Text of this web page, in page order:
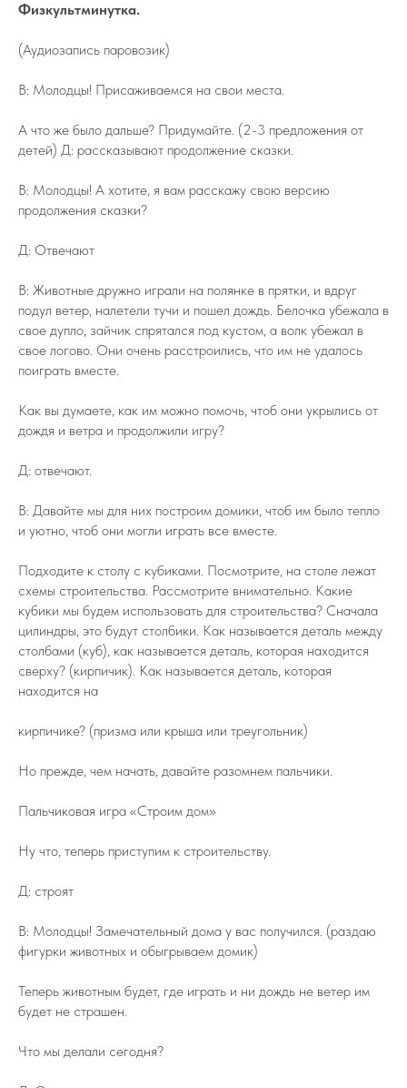
Физкультминутка.
(Аудиозапись паровозик)
В: Молодцы! Присаживаемся на свои места.
А что же было дальше? Придумайте. (2-3 предложения от
детей) Д: рассказывают продолжение сказки.
В: Молодцы! А хотите, я вам расскажу свою версию
продолжения сказки?
Д: Отвечают
В: Животные дружно играли на полянке в прятки, и вдруг
подул ветер, налетели тучи и пошел дождь. Белочка убежала в
свое дупло, зайчик спрятался под кустом, а волк убежал в
свое логово. Они очень расстроились, что им не удалось
поиграть вместе.
Как вы думаете, как им можно помочь, чтоб они укрылись от
дождя и ветра и продолжили игру?
Д: отвечают.
В: Давайте мы для них построим домики, чтоб им было тепло
и уютно, чтоб они могли играть все вместе.
Подходите к столу с кубиками. Посмотрите, на столе лежат
схемы строительства. Рассмотрите внимательно. Какие
кубики мы будем использовать для строительства? Сначала
цилиндры, это будут столбики. Как называется деталь между
столбами (куб), как называется деталь, которая находится
сверху? (кирпичик). Как называется деталь, которая
находится на
кирпичике? (призма или крыша или треугольник)
Но прежде, чем начать, давайте разомнем пальчики.
Пальчиковая игра «Строим дом»
Ну что, теперь приступим к строительству.
Д: строят
В: Молодцы! Замечательный дома у вас получился. (раздаю
фигурки животных и обыгрываем домик)
Теперь животным будет, где играть и ни дождь не ветер им
будет не страшен.
Что мы делали сегодня?